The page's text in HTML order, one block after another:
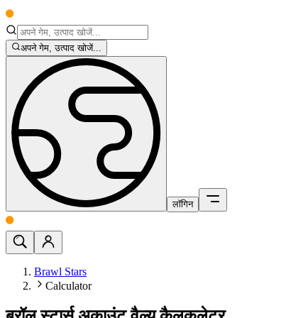
अपने गेम, उत्पाद खोजें...
लॉगिन
Brawl Stars
Calculator